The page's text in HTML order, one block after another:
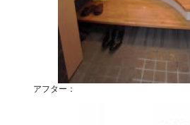
アフター：